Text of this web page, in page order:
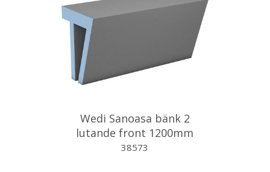
Wedi Sanoasa bänk 2
lutande front 1200mm
38573